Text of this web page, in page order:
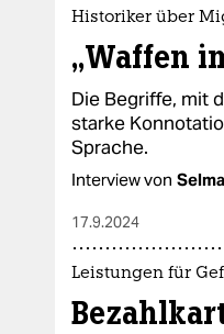
Historiker über
„Waffen
Die Begriffe, mit
starke
Sprache.
Interview von
17.9.2024
Leistungen für